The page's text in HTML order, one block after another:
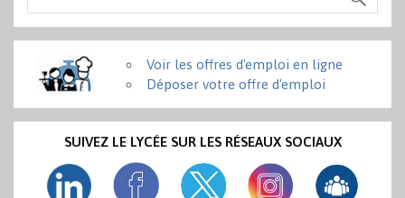
Voir les offres d'emploi en ligne
Déposer votre offre d'emploi
SUIVEZ LE LYCÉE SUR LES RÉSEAUX SOCIAUX